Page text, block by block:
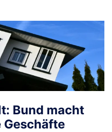
Bund macht